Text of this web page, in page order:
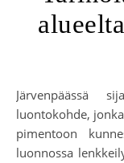
Järvenpäässä sijaitseva Lemmenlaakso on kaunis
luontokohde,
pimentoon
luonnossa